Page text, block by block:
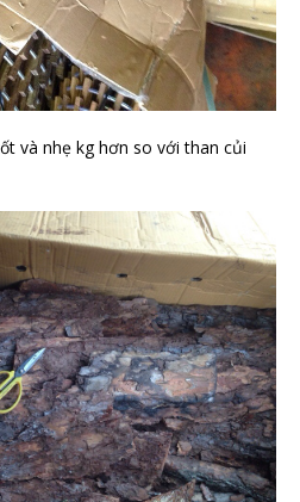
và nhẹ kg hơn so với than củi